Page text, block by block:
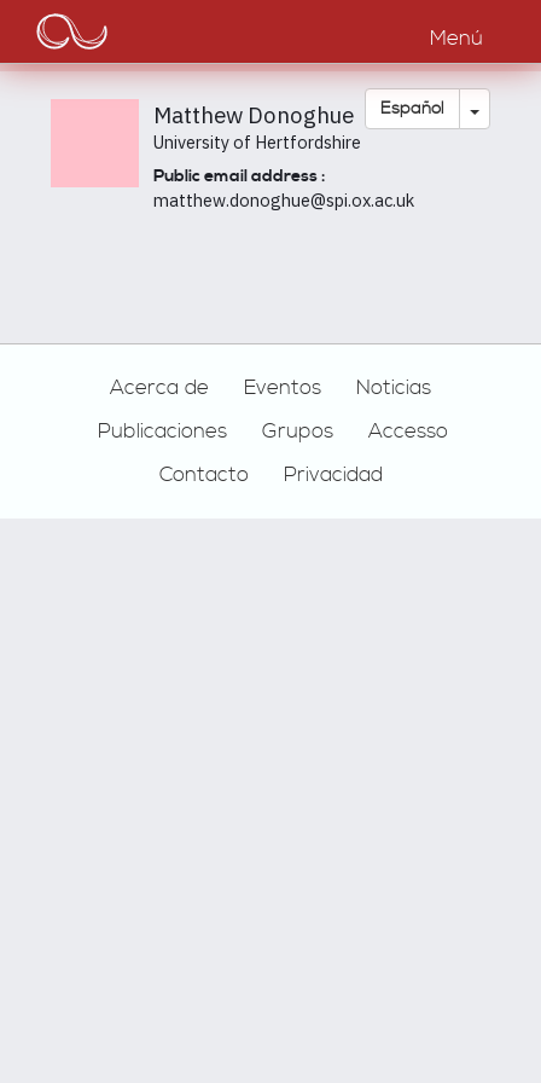
Pasar
contenido
principal
Main
navigation
Menú
Español Toggle
Matthew Donoghue
University of Hertfordshire
Public email address :
matthew.donoghue@spi.ox.ac.uk
Acerca de Eventos
Noticias
Publicaciones
Grupos
Accesso
Contacto
Privacidad